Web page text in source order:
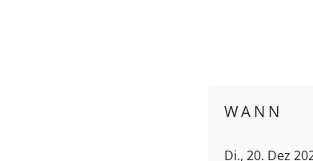
WANN
Di., 20. Dez